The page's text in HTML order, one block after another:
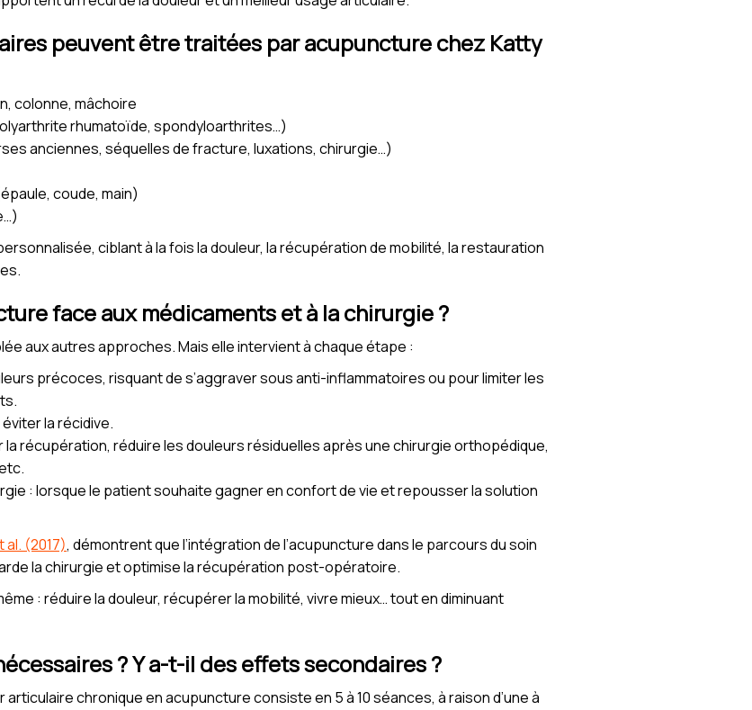
peuvent être traitées par acupuncture chez Katty
colonne, mâchoire
rhumatoïde, spondyloarthrites…)
anciennes, séquelles de fracture, luxations, chirurgie…)
coude, main)
ciblant à la fois la douleur, la récupération de mobilité, la restauration
face aux médicaments et à la chirurgie ?
aux autres approches. Mais elle intervient à chaque étape :
précoces, risquant de s’aggraver sous anti-inflammatoires ou pour limiter les
la récidive.
récupération, réduire les douleurs résiduelles après une chirurgie orthopédique,
: lorsque le patient souhaite gagner en confort de vie et repousser la solution
al. (2017), démontrent que l’intégration de l’acupuncture dans le parcours du soin
la chirurgie et optimise la récupération post-opératoire.
: réduire la douleur, récupérer la mobilité, vivre mieux… tout en diminuant
? Y a-t-il des effets secondaires ?
chronique en acupuncture consiste en 5 à 10 séances, à raison d’une à